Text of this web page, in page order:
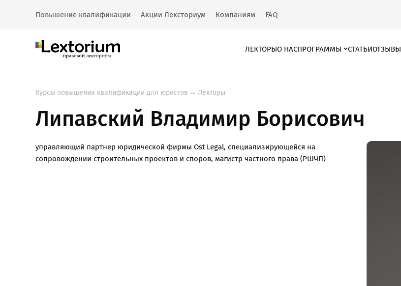
Повышение квалификации Акции Лексториум Компаниям FAQ
ЛЕКТОРЫО НАСПРОГРАММЫ СТАТЬИОТЗЫВЫ
Курсы повышения квалификации для юристов Лекторы
Липавский Владимир Борисович
управляющий партнер юридической фирмы Ost Legal, специализирующейся на
сопровождении строительных проектов и споров, магистр частного права (РШЧП)